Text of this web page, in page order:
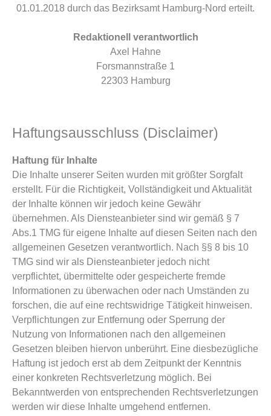
01.01.2018 durch das Bezirksamt Hamburg-Nord erteilt.
Redaktionell verantwortlich
Axel Hahne
Forsmannstraße 1
22303 Hamburg
Haftungsausschluss (Disclaimer)
Haftung für Inhalte
Die Inhalte unserer Seiten wurden mit größter Sorgfalt
erstellt. Für die Richtigkeit, Vollständigkeit und Aktualität
der Inhalte können wir jedoch keine Gewähr
übernehmen. Als Diensteanbieter sind wir gemäß § 7
Abs.1 TMG für eigene Inhalte auf diesen Seiten nach den
allgemeinen Gesetzen verantwortlich. Nach §§ 8 bis 10
TMG sind wir als Diensteanbieter jedoch nicht
verpflichtet, übermittelte oder gespeicherte fremde
Informationen zu überwachen oder nach Umständen zu
forschen, die auf eine rechtswidrige Tätigkeit hinweisen.
Verpflichtungen zur Entfernung oder Sperrung der
Nutzung von Informationen nach den allgemeinen
Gesetzen bleiben hiervon unberührt. Eine diesbezügliche
Haftung ist jedoch erst ab dem Zeitpunkt der Kenntnis
einer konkreten Rechtsverletzung möglich. Bei
Bekanntwerden von entsprechenden Rechtsverletzungen
werden wir diese Inhalte umgehend entfernen.